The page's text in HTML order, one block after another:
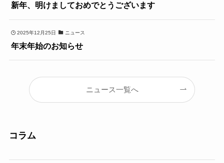
新年、明けましておめでとうございます
2025年12月25日 ニュース
年末年始のお知らせ
ニュース一覧へ
コラム